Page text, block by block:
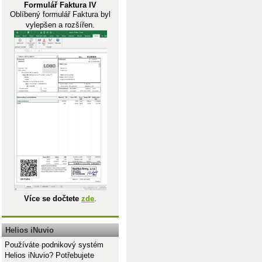
Formulář Faktura IV
Oblíbený formulář Faktura byl
vylepšen a rozšířen.
Více se dočtete zde.
Helios iNuvio
Používáte podnikový systém
Helios iNuvio? Potřebujete